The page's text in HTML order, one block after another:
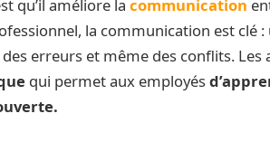
qu’il améliore la communication
la communication est clé :
erreurs et même des conflits. Les
qui permet aux employés